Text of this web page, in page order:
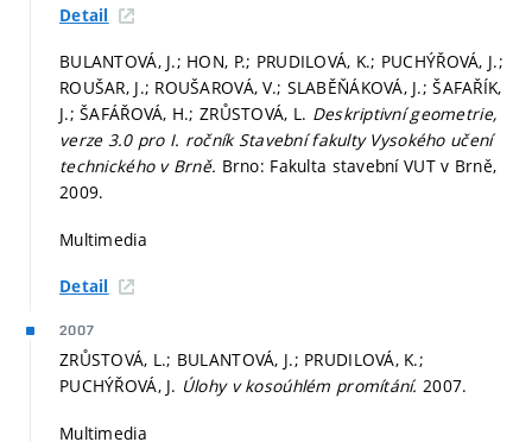
Detail
BULANTOVÁ, J.; HON, P.; PRUDILOVÁ, K.; PUCHÝŘOVÁ, J.;
ROUŠAR, J.; ROUŠAROVÁ, V.; SLABĚŇÁKOVÁ, J.; ŠAFAŘÍK,
J.; ŠAFÁŘOVÁ, H.; ZRŮSTOVÁ, L. Deskriptivní geometrie,
verze 3.0 pro I. ročník Stavební fakulty Vysokého učení
technického v Brně. Brno: Fakulta stavební VUT v Brně,
2009.
Multimedia
Detail
2007
ZRŮSTOVÁ, L.; BULANTOVÁ, J.; PRUDILOVÁ, K.;
PUCHÝŘOVÁ, J. Úlohy v kosoúhlém promítání.2007.
Multimedia